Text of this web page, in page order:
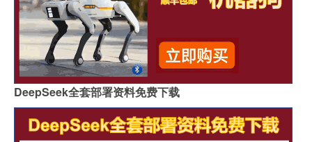
DeepSeek全套部署资料免费下载